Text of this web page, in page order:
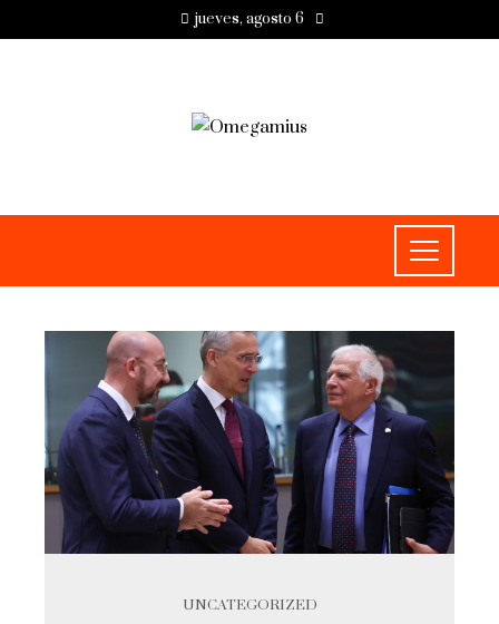
jueves, agosto 6
UNCATEGORIZED